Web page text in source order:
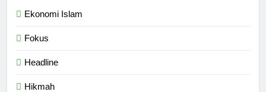
Ekonomi Islam
Fokus
Headline
Hikmah